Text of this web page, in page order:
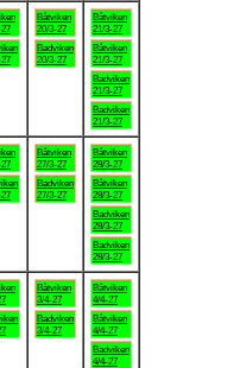
Båtviken
20/3-27
Badviken
20/3-27
Båtviken
21/3-27
Båtviken
21/3-27
Badviken
21/3-27
Badviken
21/3-27
Båtviken
27/3-27
Badviken
27/3-27
Båtviken
28/3-27
Båtviken
28/3-27
Badviken
28/3-27
Badviken
28/3-27
Båtviken
3/4-27
Badviken
3/4-27
Båtviken
4/4-27
Båtviken
4/4-27
Badviken
4/4-27